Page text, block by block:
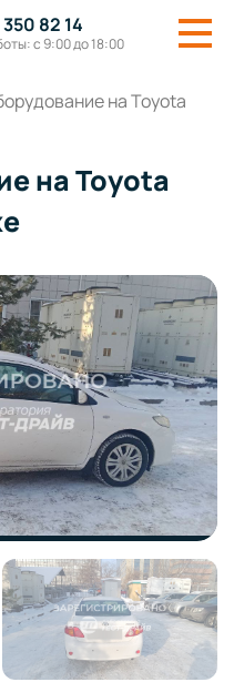
82 14
с 9:00 до 18:00
на Toyota
на Toyota